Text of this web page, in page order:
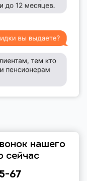
нашего
сейчас
67